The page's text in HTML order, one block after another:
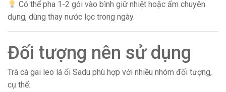
Có thể pha 1-2 gói vào bình giữ nhiệt hoặc ấm chuyên
dụng, dùng thay nước lọc trong ngày.
Đối tượng nên sử dụng
Trà cà gai leo lá ổi Sadu phù hợp với nhiều nhóm đối tượng,
cụ thể: